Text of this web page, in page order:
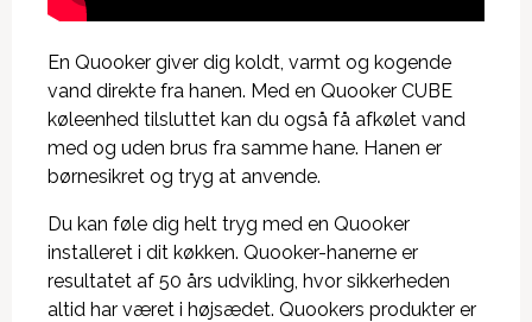
En Quooker giver dig koldt, varmt og kogende
vand direkte fra hanen. Med en Quooker CUBE
køleenhed tilsluttet kan du også få afkølet vand
med og uden brus fra samme hane. Hanen er
børnesikret og tryg at anvende.
Du kan føle dig helt tryg med en Quooker
installeret i dit køkken. Quooker-hanerne er
resultatet af 50 års udvikling, hvor sikkerheden
altid har været i højsædet. Quookers produkter er